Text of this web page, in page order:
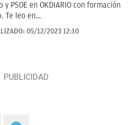
PSOE en OKDIARIO con formación
Te leo en
05/12/2023 12:10